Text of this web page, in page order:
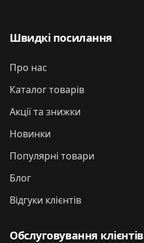
Швидкі посилання
Про нас
Каталог товарів
Акції та знижки
Новинки
Популярні товари
Блог
Відгуки клієнтів
Обслуговування клієнтів